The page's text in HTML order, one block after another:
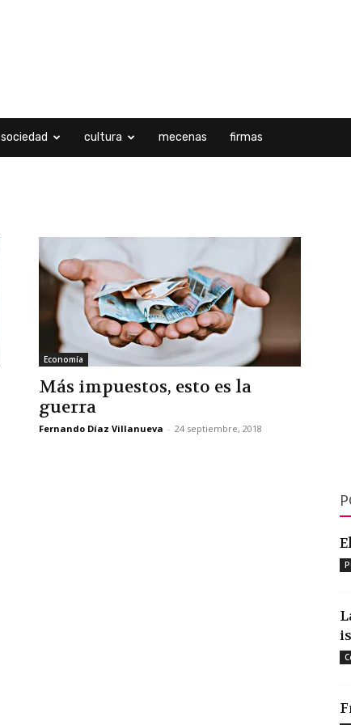
sociedad cultura mecenas firmas
Economía
Más impuestos, esto es la
guerra
Fernando Díaz Villanueva - 24 septiembre, 2018